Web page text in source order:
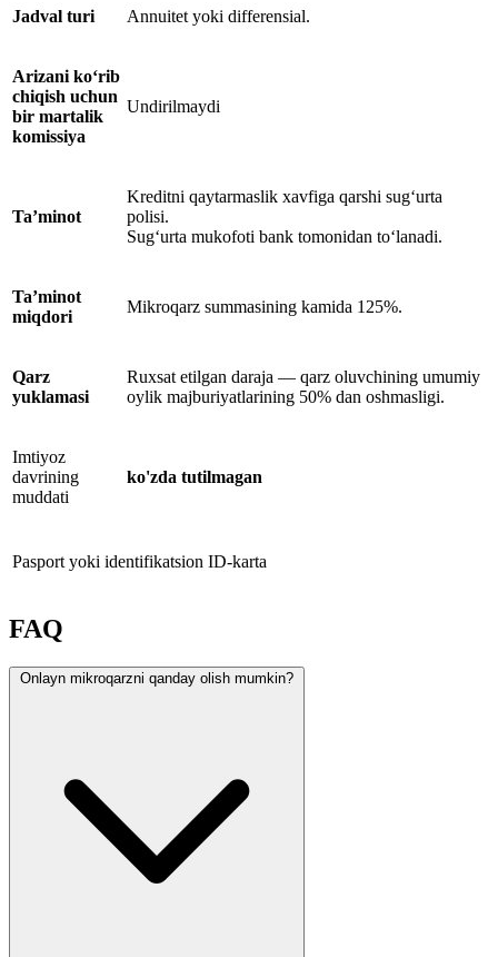
Jadval turi Annuitet yoki differensial.
Arizani ko‘rib
chiqish uchun
bir martalik
komissiya
Undirilmaydi
Ta’minot
Kreditni qaytarmaslik xavfiga qarshi sug‘urta
polisi.
Sug‘urta mukofoti bank tomonidan to‘lanadi.
Ta’minot
miqdori
Mikroqarz summasining kamida 125%.
Qarz
yuklamasi
Ruxsat etilgan daraja — qarz oluvchining umumiy
oylik majburiyatlarining 50% dan oshmasligi.
Imtiyoz
davrining
muddati
ko'zda tutilmagan
Pasport yoki identifikatsion ID-karta
FAQ
Onlayn mikroqarzni qanday olish mumkin?